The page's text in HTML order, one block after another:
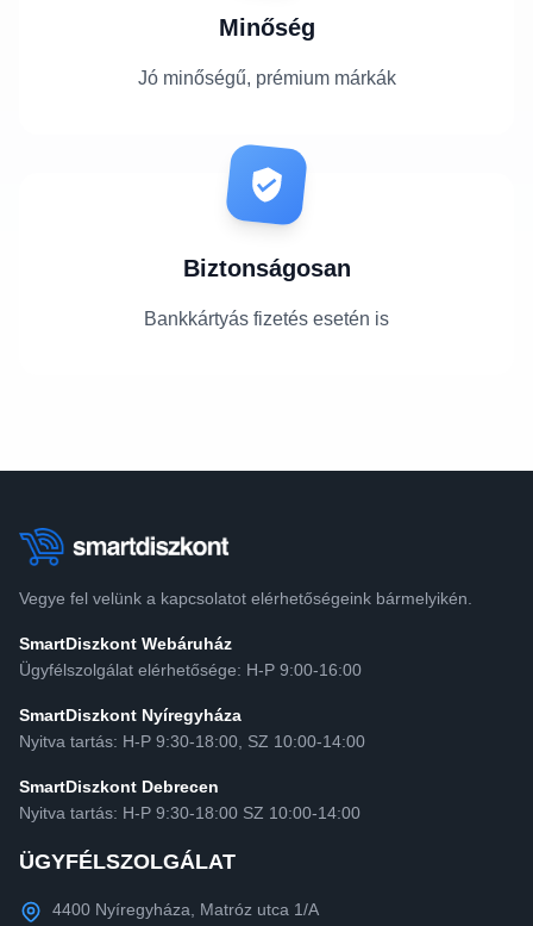
Minőség
Jó minőségű, prémium márkák
Biztonságosan
Bankkártyás fizetés esetén is
Vegye fel velünk a kapcsolatot elérhetőségeink bármelyikén.
SmartDiszkont Webáruház
Ügyfélszolgálat elérhetősége: H-P 9:00-16:00
SmartDiszkont Nyíregyháza
Nyitva tartás: H-P 9:30-18:00, SZ 10:00-14:00
SmartDiszkont Debrecen
Nyitva tartás: H-P 9:30-18:00 SZ 10:00-14:00
ÜGYFÉLSZOLGÁLAT
4400 Nyíregyháza, Matróz utca 1/A